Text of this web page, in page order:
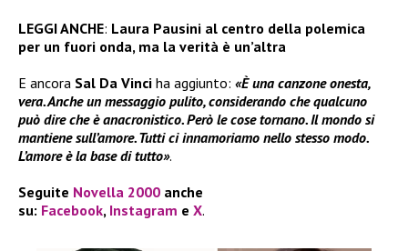
LEGGI ANCHE: Laura Pausini al centro della polemica
per un fuori onda, ma la verità è un’altra
E ancora Sal Da Vinci ha aggiunto: «È una canzone onesta,
vera. Anche un messaggio pulito, considerando che qualcuno
può dire che è anacronistico. Però le cose tornano. Il mondo si
mantiene sull’amore. Tutti ci innamoriamo nello stesso modo.
L’amore è la base di tutto».
Seguite Novella 2000 anche
su: Facebook, Instagram e X.